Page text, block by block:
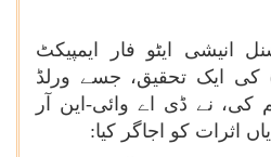
انیشی ایٹو فار ایمپیکٹ
(3آئی ای) کی ایک تحقیق، جسے ورلڈ
کی، نے ڈی اے وائی-این آر
اثرات کو اجاگر کیا: